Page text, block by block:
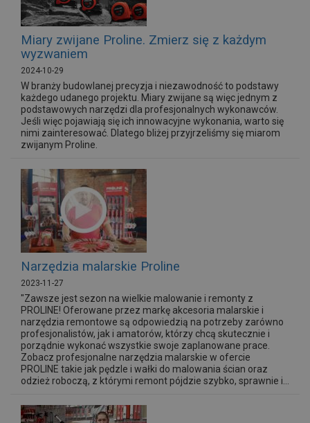
Miary zwijane Proline. Zmierz się z każdym
wyzwaniem
2024-10-29
W branży budowlanej precyzja i niezawodność to podstawy
każdego udanego projektu. Miary zwijane są więc jednym z
podstawowych narzędzi dla profesjonalnych wykonawców.
Jeśli więc pojawiają się ich innowacyjne wykonania, warto się
nimi zainteresować. Dlatego bliżej przyjrzeliśmy się miarom
zwijanym Proline.
Narzędzia malarskie Proline
2023-11-27
"Zawsze jest sezon na wielkie malowanie i remonty z
PROLINE! Oferowane przez markę akcesoria malarskie i
narzędzia remontowe są odpowiedzią na potrzeby zarówno
profesjonalistów, jak i amatorów, którzy chcą skutecznie i
porządnie wykonać wszystkie swoje zaplanowane prace.
Zobacz profesjonalne narzędzia malarskie w ofercie
PROLINE takie jak pędzle i wałki do malowania ścian oraz
odzież roboczą, z którymi remont pójdzie szybko, sprawnie i...